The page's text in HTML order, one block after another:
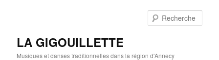
LA GIGOUILLETTE
Musiques et danses traditionnelles dans la région d'Annecy